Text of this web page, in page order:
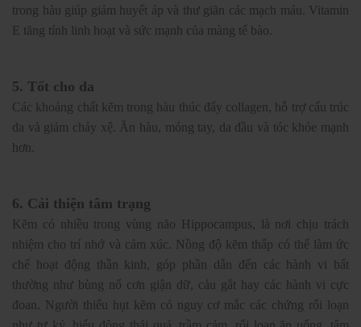
trong hàu giúp giảm huyết áp và thư giãn các mạch máu. Vitamin
E tăng tính linh hoạt và sức mạnh của màng tế bào.
5. Tốt cho da
Các khoáng chất kẽm trong hàu thúc đẩy collagen, hỗ trợ cấu trúc
da và giảm chảy xệ. Ăn hàu, móng tay, da đầu và tóc khỏe mạnh
hơn.
6. Cải thiện tâm trạng
Kẽm có nhiều trong vùng não Hippocampus, là nơi chịu trách
nhiệm cho trí nhớ và cảm xúc. Nồng độ kẽm thấp có thể làm ức
chế hoạt động thần kinh, góp phần dẫn đến các hành vi bất
thường như bùng nổ cơn giận dữ, cáu gắt hay các hành vi cực
đoan. Người thiếu hụt kẽm có nguy cơ mắc các chứng rối loạn